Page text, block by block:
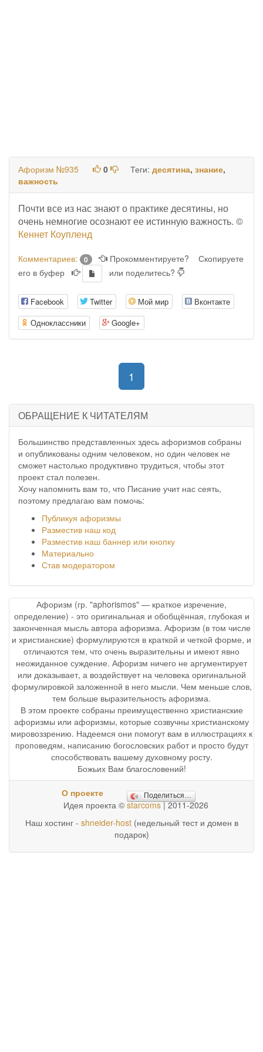
Афоризм №935 0 Теги: десятина, знание,
важность
Почти все из нас знают о практике десятины, но
очень немногие осознают ее истинную важность. ©
Кеннет Коупленд
Комментариев: 0 Прокомментируете?
Скопируете
его в буфер
или поделитесь?
Facebook Twitter Мой мир
Вконтакте
Одноклассники
Google+
1
ОБРАЩЕНИЕ К ЧИТАТЕЛЯМ
Большинство представленных здесь афоризмов собраны
и опубликованы одним человеком, но один человек не
сможет настолько продуктивно трудиться, чтобы этот
проект стал полезен.
Хочу напомнить вам то, что Писание учит нас сеять,
поэтому предлагаю вам помочь:
Публикуя афоризмы
Разместив наш код
Разместив наш баннер или кнопку
Материально
Став модератором
Афоризм (гр. "aphorismos" — краткое изречение,
определение) - это оригинальная и обобщённая, глубокая и
законченная мысль автора афоризма. Афоризм (в том числе
и христианские) формулируются в краткой и четкой форме, и
отличаются тем, что очень выразительны и имеют явно
неожиданное суждение. Афоризм ничего не аргументирует
или доказывает, а воздействует на человека оригинальной
формулировкой заложенной в него мысли. Чем меньше слов,
тем больше выразительность афоризма.
В этом проекте собраны преимущественно христианские
афоризмы или афоризмы, которые созвучны христианскому
мировоззрению. Надеемся они помогут вам в иллюстрациях к
проповедям, написанию богословских работ и просто будут
способствовать вашему духовному росту.
Божьих Вам благословений!
О проекте Поделиться…
Идея проекта © starcoms| 2011-2026
Наш хостинг - shneider-host(недельный тест и домен в
подарок)